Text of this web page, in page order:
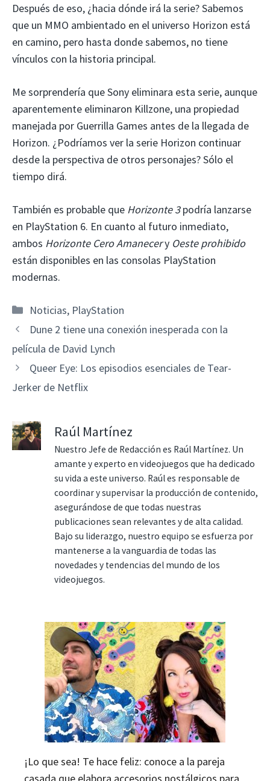
Después de eso, ¿hacia dónde irá la serie? Sabemos
que un MMO ambientado en el universo Horizon está
en camino, pero hasta donde sabemos, no tiene
vínculos con la historia principal.
Me sorprendería que Sony eliminara esta serie, aunque
aparentemente eliminaron Killzone, una propiedad
manejada por Guerrilla Games antes de la llegada de
Horizon. ¿Podríamos ver la serie Horizon continuar
desde la perspectiva de otros personajes? Sólo el
tiempo dirá.
También es probable que Horizonte 3podría lanzarse
en PlayStation 6. En cuanto al futuro inmediato,
ambos Horizonte Cero Amanecery Oeste prohibido
están disponibles en las consolas PlayStation
modernas.
Categorías
Noticias, PlayStation
Dune 2 tiene una conexión inesperada con la
película de David Lynch
Queer Eye: Los episodios esenciales de Tear-
Jerker de Netflix
Raúl Martínez
Nuestro Jefe de Redacción es Raúl Martínez. Un
amante y experto en videojuegos que ha dedicado
su vida a este universo. Raúl es responsable de
coordinar y supervisar la producción de contenido,
asegurándose de que todas nuestras
publicaciones sean relevantes y de alta calidad.
Bajo su liderazgo, nuestro equipo se esfuerza por
mantenerse a la vanguardia de todas las
novedades y tendencias del mundo de los
videojuegos.
¡Lo que sea! Te hace feliz: conoce a la pareja
casada que elabora accesorios nostálgicos para